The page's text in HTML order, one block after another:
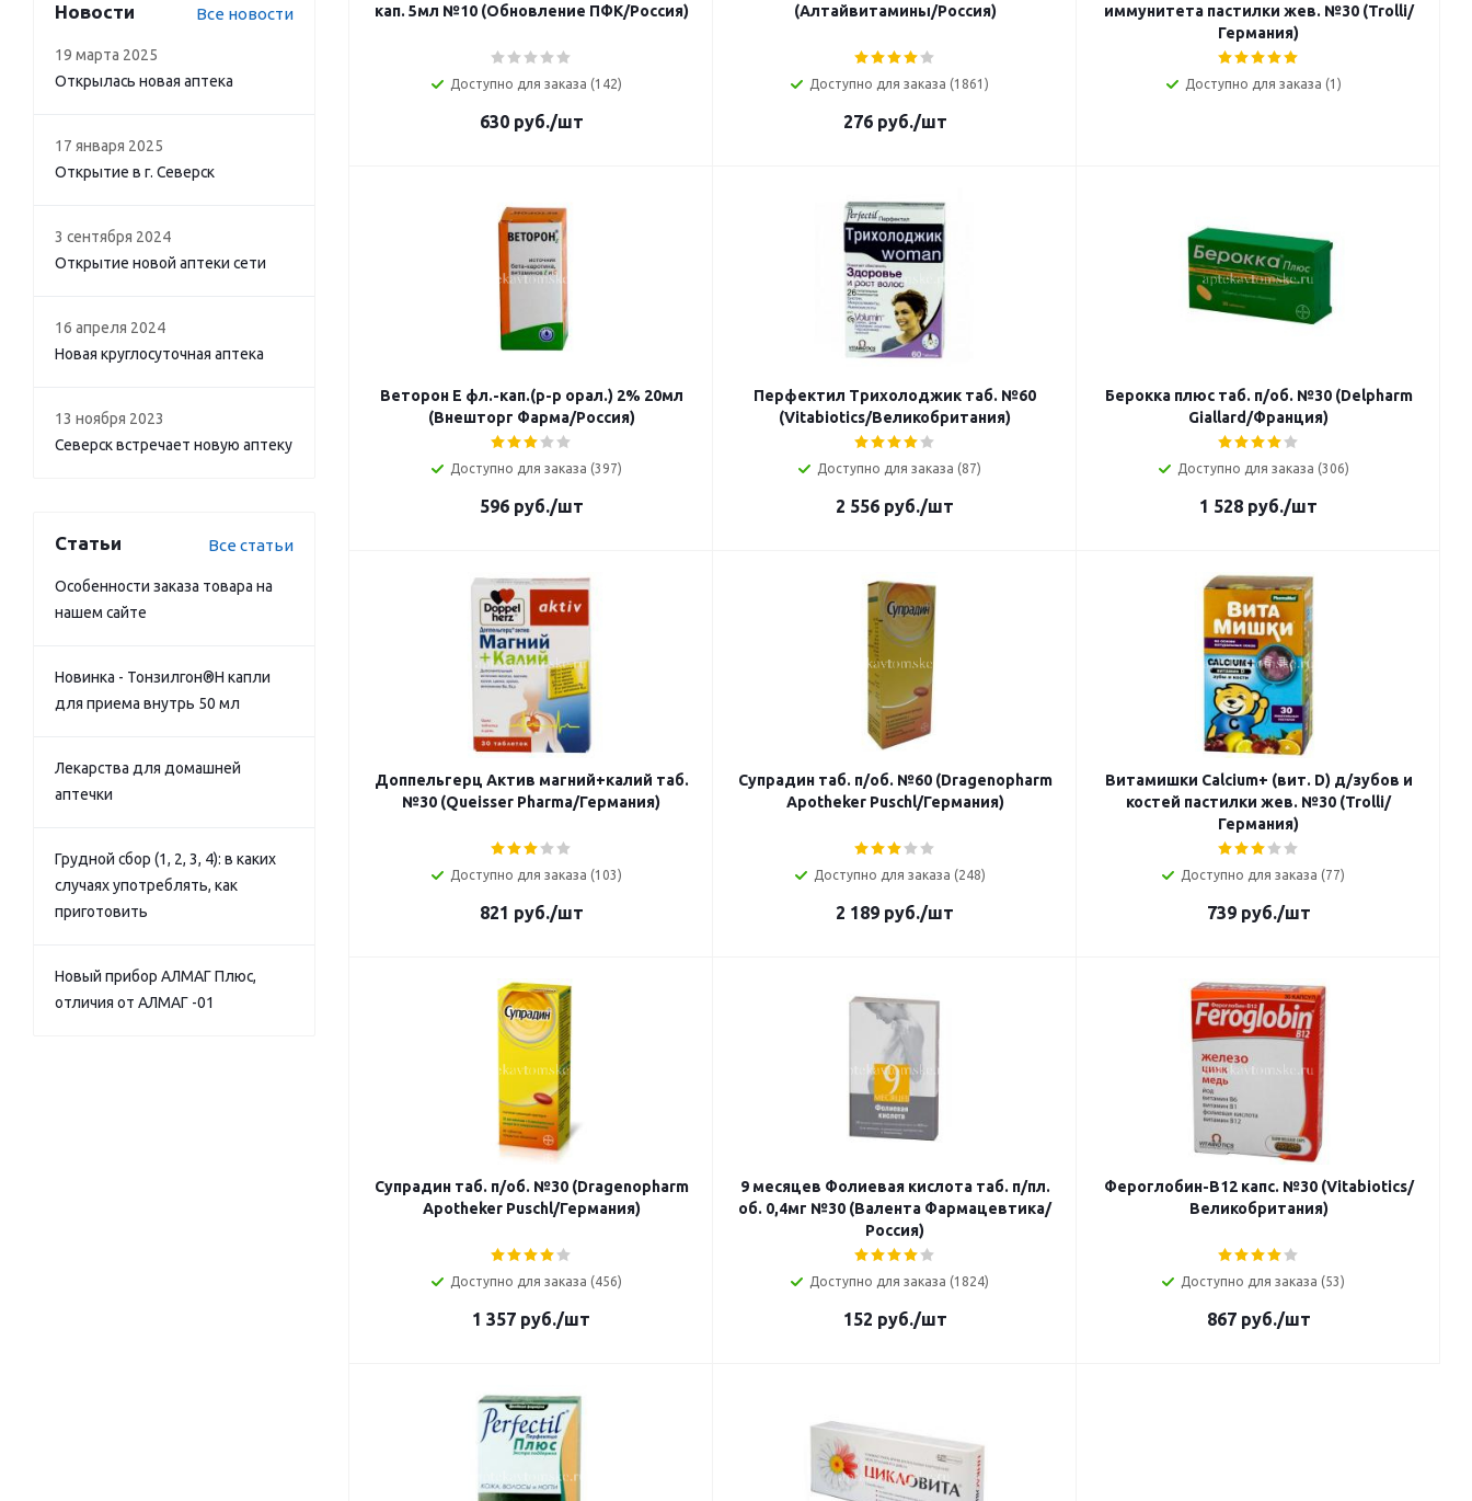
кап. 5мл №10 (Обновление ПФК/Россия)
Доступно для заказа (142)
630руб./шт
(Алтайвитамины/Россия)
Доступно для заказа (1861)
276руб./шт
иммунитета пастилки жев. №30 (Trolli/
Германия)
Доступно для заказа (1)
Веторон Е фл.-кап.(р-р орал.) 2% 20мл
(Внешторг Фарма/Россия)
Доступно для заказа (397)
596руб./шт
Перфектил Трихолоджик таб. №60
(Vitabiotics/Великобритания)
Доступно для заказа (87)
2 556 руб./шт
Берокка плюс таб. п/об. №30 (Delpharm
Giallard/Франция)
Доступно для заказа (306)
1 528 руб./шт
Доппельгерц Актив магний+калий таб.
№30 (Queisser Pharma/Германия)
Доступно для заказа (103)
821 руб./шт
Супрадин таб. п/об. №60 (Dragenopharm
Apotheker Puschl/Германия)
Доступно для заказа (248)
2 189 руб./шт
Витамишки Calcium+ (вит. D) д/зубов и
костей пастилки жев. №30 (Trolli/
Германия)
Доступно для заказа (77)
739руб./шт
Супрадин таб. п/об. №30 (Dragenopharm
Apotheker Puschl/Германия)
Доступно для заказа (456)
1 357 руб./шт
9 месяцев Фолиевая кислота таб. п/пл.
об. 0,4мг №30 (Валента Фармацевтика/
Россия)
Доступно для заказа (1824)
152 руб./шт
Фероглобин-B12 капс. №30 (Vitabiotics/
Великобритания)
Доступно для заказа (53)
867руб./шт
Новости Все новости
19 марта 2025
Открылась новая аптека
17 января 2025
Открытие в г. Северск
3 сентября 2024
Открытие новой аптеки сети
16 апреля 2024
Новая круглосуточная аптека
13 ноября 2023
Северск встречает новую аптеку
Статьи Все статьи
Особенности заказа товара на
нашем сайте
Новинка - Тонзилгон®Н капли
для приема внутрь 50 мл
Лекарства для домашней
аптечки
Грудной сбор (1, 2, 3, 4): в каких
случаях употреблять, как
приготовить
Новый прибор АЛМАГ Плюс,
отличия от АЛМАГ -01